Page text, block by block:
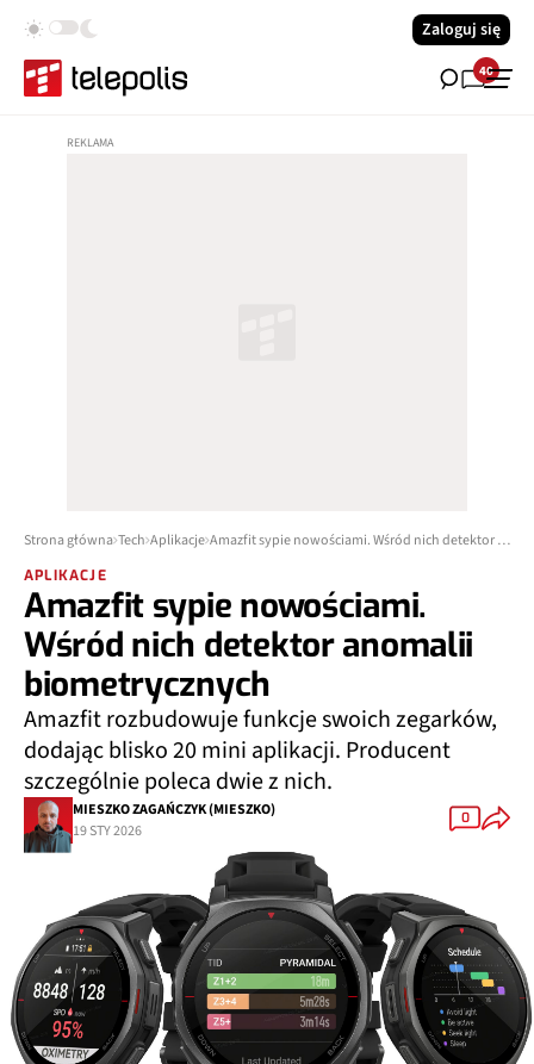
Zaloguj się
40
Strona główna Tech Aplikacje Amazfit sypie nowościami. Wśród nich detektor anomalii biometrycznych
APLIKACJE
Amazfit sypie nowościami.
Wśród nich detektor anomalii
biometrycznych
Amazfit rozbudowuje funkcje swoich zegarków,
dodając blisko 20 mini aplikacji. Producent
szczególnie poleca dwie z nich.
MIESZKO ZAGAŃCZYK (MIESZKO)
19 STY 2026
0